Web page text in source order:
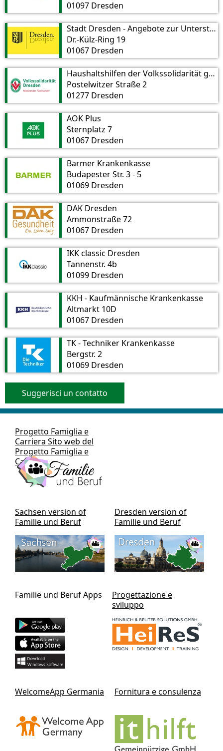
01097 Dresden
Stadt Dresden - Angebote zur Unterstützung im Alltag
Dr.-Külz-Ring 19
01067 Dresden
Haushaltshilfen der Volkssolidarität gGmbH
Postelwitzer Straße 2
01277 Dresden
AOK Plus
Sternplatz 7
01067 Dresden
Barmer Krankenkasse
Budapester Str. 3 - 5
01069 Dresden
DAK Dresden
Ammonstraße 72
01067 Dresden
IKK classic Dresden
Tannenstr. 4b
01099 Dresden
KKH - Kaufmännische Krankenkasse
Altmarkt 10D
01067 Dresden
TK - Techniker Krankenkasse
Bergstr. 2
01069 Dresden
Suggerisci un contatto
Progetto Famiglia e
Carriera Sito web del
Progetto Famiglia e
Carriera
Sachsen version of
Familie und Beruf
Dresden version of
Familie und Beruf
Familie und Beruf Apps
Progettazione e
sviluppo
WelcomeApp Germania Fornitura e consulenza